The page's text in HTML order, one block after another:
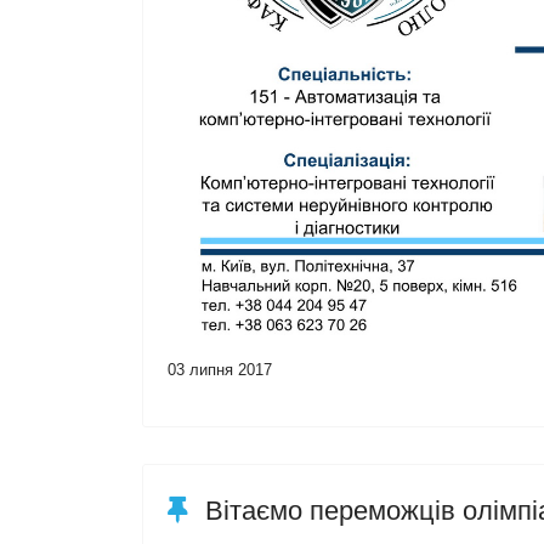
03 липня 2017
Вітаємо переможців